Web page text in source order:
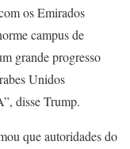
os Emirados
campus de
grande progresso
Unidos
disse Trump.
que autoridades do